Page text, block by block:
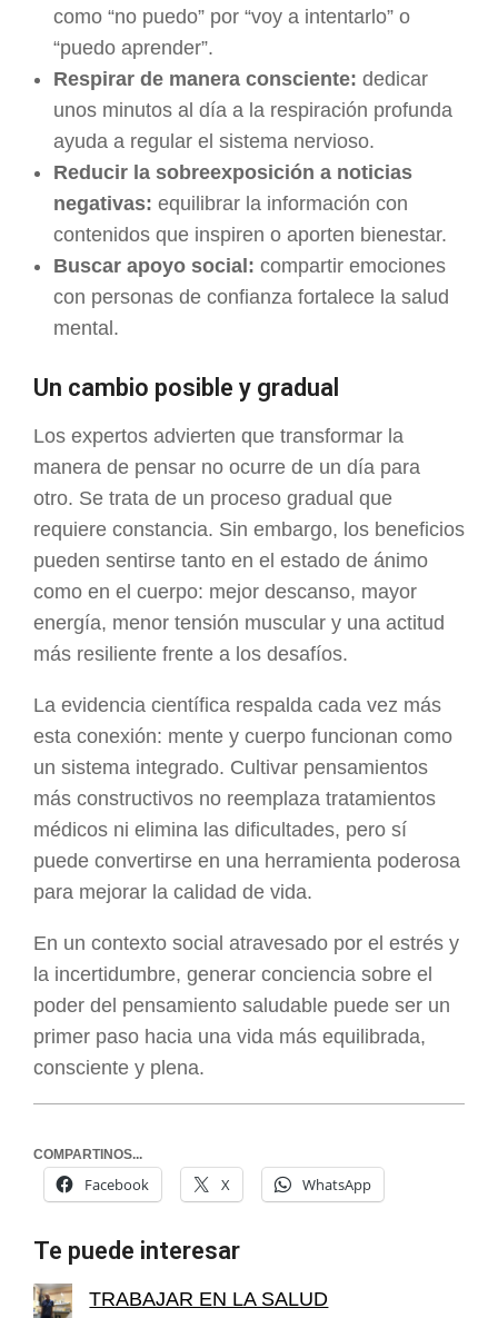
como “no puedo” por “voy a intentarlo” o
“puedo aprender”.
Respirar de manera consciente: dedicar
unos minutos al día a la respiración profunda
ayuda a regular el sistema nervioso.
Reducir la sobreexposición a noticias
negativas: equilibrar la información con
contenidos que inspiren o aporten bienestar.
Buscar apoyo social: compartir emociones
con personas de confianza fortalece la salud
mental.
Un cambio posible y gradual
Los expertos advierten que transformar la
manera de pensar no ocurre de un día para
otro. Se trata de un proceso gradual que
requiere constancia. Sin embargo, los beneficios
pueden sentirse tanto en el estado de ánimo
como en el cuerpo: mejor descanso, mayor
energía, menor tensión muscular y una actitud
más resiliente frente a los desafíos.
La evidencia científica respalda cada vez más
esta conexión: mente y cuerpo funcionan como
un sistema integrado. Cultivar pensamientos
más constructivos no reemplaza tratamientos
médicos ni elimina las dificultades, pero sí
puede convertirse en una herramienta poderosa
para mejorar la calidad de vida.
En un contexto social atravesado por el estrés y
la incertidumbre, generar conciencia sobre el
poder del pensamiento saludable puede ser un
primer paso hacia una vida más equilibrada,
consciente y plena.
COMPARTINOS...
Facebook X WhatsApp
Te puede interesar
TRABAJAR EN LA SALUD